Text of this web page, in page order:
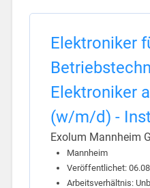
Elektroniker
Elektroniker
(w/m/d) -
Exolum Mannheim
Mannheim
Veröffentlichet:
Arbeitsverhältnis: